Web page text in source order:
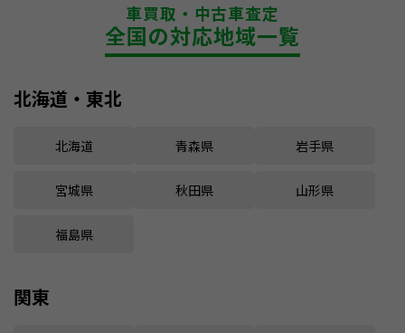
車買取・中古車査定
全国の対応地域一覧
北海道・東北
北海道 青森県 岩手県
宮城県 秋田県 山形県
福島県
関東